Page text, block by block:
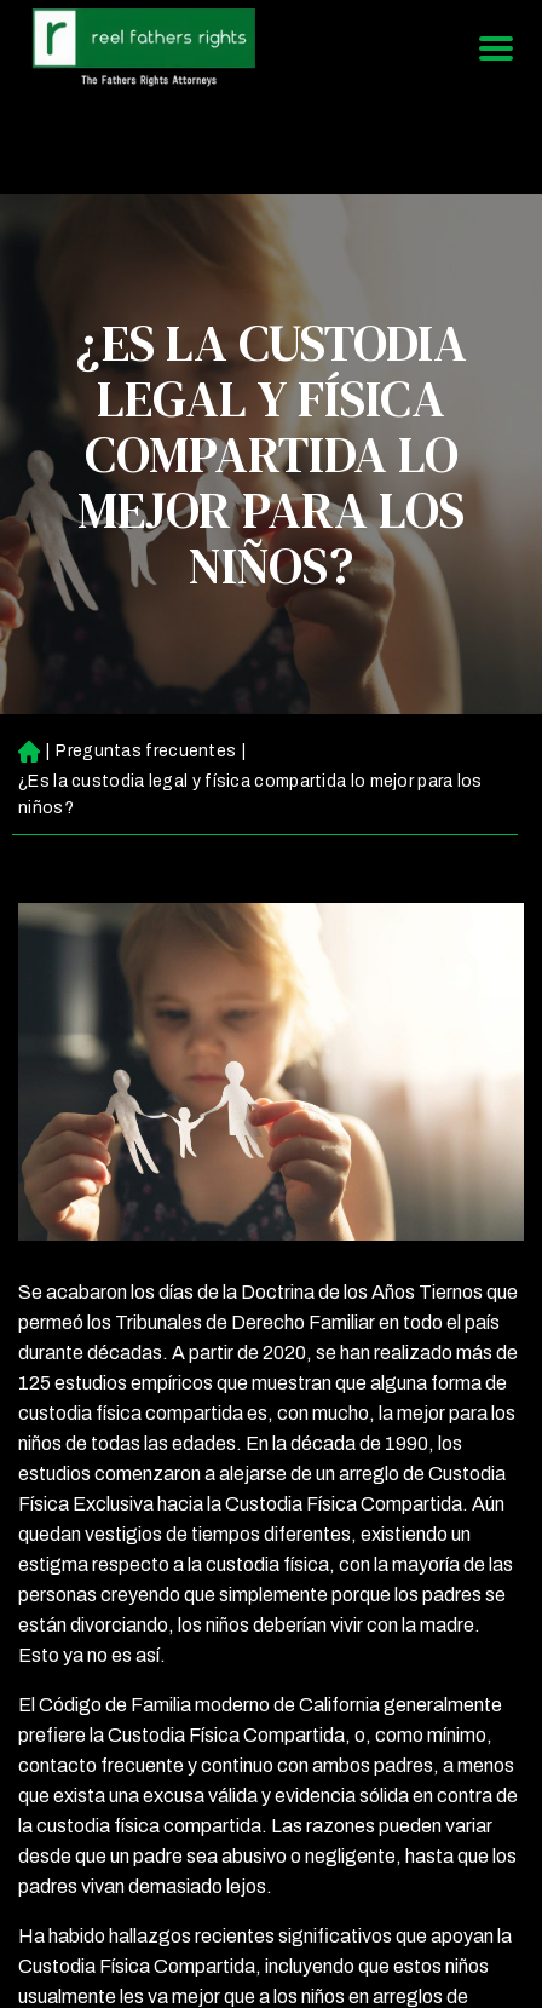
951-339-3826
Estamos disponibles 24/7
¿ES LA CUSTODIA
LEGAL Y FÍSICA
COMPARTIDA LO
MEJOR PARA LOS
NIÑOS?
Ini
ci
o
Preguntas frecuentes
¿Es la custodia legal y física compartida lo mejor para los
niños?
Se acabaron los días de la Doctrina de los Años Tiernos que
permeó los Tribunales de Derecho Familiar en todo el país
durante décadas. A partir de 2020, se han realizado más de
125 estudios empíricos que muestran que alguna forma de
custodia física compartida es, con mucho, la mejor para los
niños de todas las edades. En la década de 1990, los
estudios comenzaron a alejarse de un arreglo de Custodia
Física Exclusiva hacia la Custodia Física Compartida. Aún
quedan vestigios de tiempos diferentes, existiendo un
estigma respecto a la custodia física, con la mayoría de las
personas creyendo que simplemente porque los padres se
están divorciando, los niños deberían vivir con la madre.
Esto ya no es así.
El Código de Familia moderno de California generalmente
prefiere la Custodia Física Compartida, o, como mínimo,
contacto frecuente y continuo con ambos padres, a menos
que exista una excusa válida y evidencia sólida en contra de
la custodia física compartida. Las razones pueden variar
desde que un padre sea abusivo o negligente, hasta que los
padres vivan demasiado lejos.
Ha habido hallazgos recientes significativos que apoyan la
Custodia Física Compartida, incluyendo que estos niños
usualmente les va mejor que a los niños en arreglos de